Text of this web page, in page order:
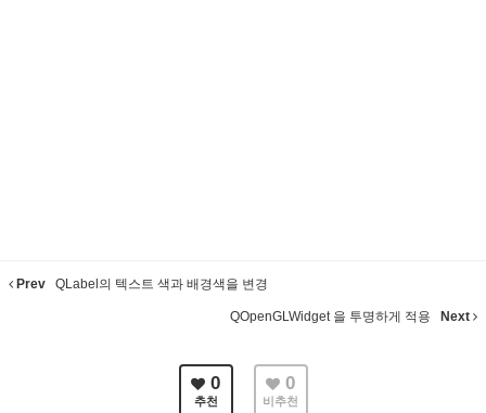
Prev QLabel의 텍스트 색과 배경색을 변경
QOpenGLWidget 을 투명하게 적용 Next
0
추천
0
비추천